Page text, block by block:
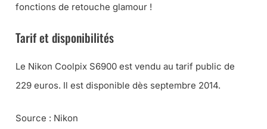
fonctions de retouche glamour !
Tarif et disponibilités
Le Nikon Coolpix S6900 est vendu au tarif public de
229 euros. Il est disponible dès septembre 2014.
Source : Nikon